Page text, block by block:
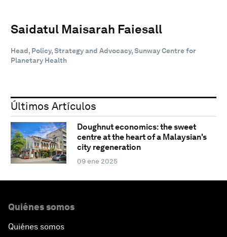
Saidatul Maisarah Faiesall
Head, Policy, Strategy and Advocacy, Sunway Centre for
Planetary Health
Últimos Artículos
Doughnut economics: the sweet
centre at the heart of a Malaysian's
city regeneration
09 ene 2025
Quiénes somos
Quiénes somos